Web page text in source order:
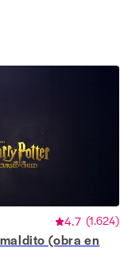
4.7 (1.624)
(obra en